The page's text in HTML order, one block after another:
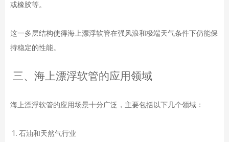
或橡胶等。
这一多层结构使得海上漂浮软管在强风浪和极端天气条件下仍能保
持稳定的性能。
三、海上漂浮软管的应用领域
海上漂浮软管的应用场景十分广泛，主要包括以下几个领域：
1. 石油和天然气行业